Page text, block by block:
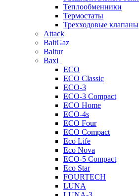
Теплообменники
Термостаты
Трехходовые клапаны
Attack
BaltGaz
Baltur
Baxi
ECO
ECO Classic
ECO-3
ECO-3 Compact
ECO Home
ECO-4s
ECO Four
ECO Compact
Eco Life
Eco Nova
ECO-5 Compact
Eco Star
FOURTECH
LUNA